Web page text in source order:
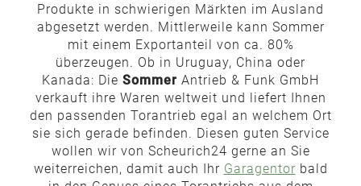
Produkte in schwierigen Märkten im Ausland
abgesetzt werden. Mittlerweile kann Sommer
mit einem Exportanteil von ca. 80%
überzeugen. Ob in Uruguay, China oder
Kanada: Die Sommer Antrieb & Funk GmbH
verkauft ihre Waren weltweit und liefert Ihnen
den passenden Torantrieb egal an welchem Ort
sie sich gerade befinden. Diesen guten Service
wollen wir von Scheurich24 gerne an Sie
weiterreichen, damit auch Ihr Garagentor bald